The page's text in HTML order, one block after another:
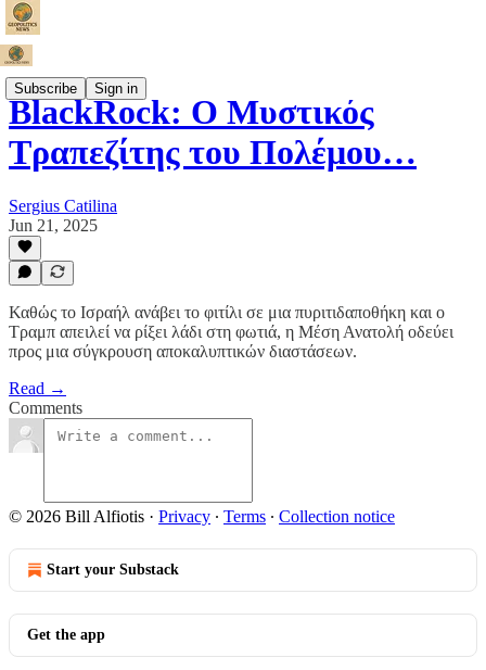
Subscribe Sign in
BlackRock: Ο Μυστικός
Τραπεζίτης του Πολέμου…
Sergius Catilina
Jun 21, 2025
Καθώς το Ισραήλ ανάβει το φιτίλι σε μια πυριτιδαποθήκη και ο
Τραμπ απειλεί να ρίξει λάδι στη φωτιά, η Μέση Ανατολή οδεύει
προς μια σύγκρουση αποκαλυπτικών διαστάσεων.
Read →
Comments
© 2026 Bill Alfiotis · Privacy ∙ Terms ∙ Collection notice
Start your Substack
Get the app